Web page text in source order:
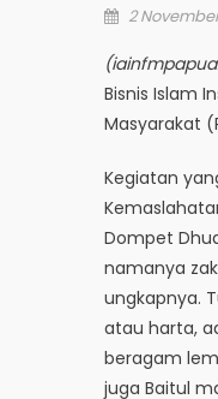
Posted
2
Bisnis Islam
Masyarakat
Kegiatan
Dompet
namanya
ungkapnya.
atau harta,
beragam
juga Baitul